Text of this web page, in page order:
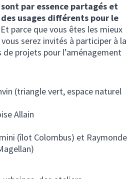
par essence partagés et
usages différents pour le
Et parce que vous êtes les mieux
serez invités à participer à la
projets pour l’aménagement
(triangle vert, espace naturel
Allain
(îlot Colombus) et Raymonde